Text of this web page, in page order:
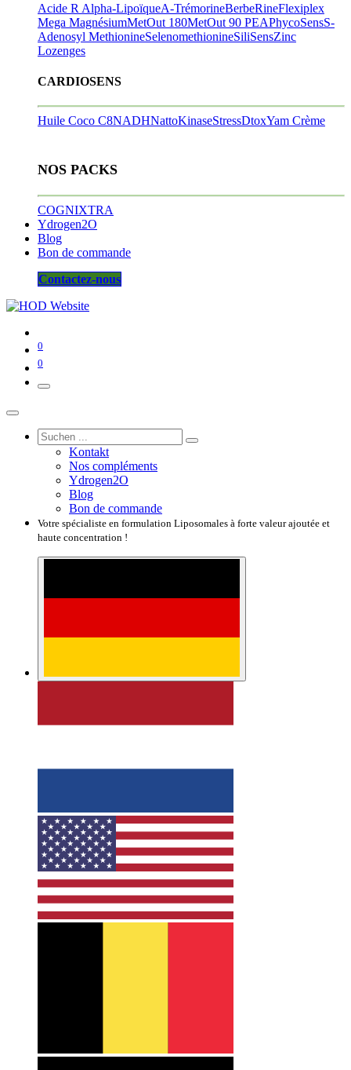
Acide R Alpha-LipoïqueA-TrémorineBerbeRineFlexiplex
Mega MagnésiumMetOut 180MetOut 90 PEAPhycoSensS-
Adenosyl MethionineSelenomethionineSiliSensZinc
Lozenges
CARDIOSENS
Huile Coco C8NADHNattoKinaseStressDtoxYam Crème
NOS PACKS
COGNIXTRA
Ydrogen2O
Blog
Bon de commande
Contactez-nous
0
0
Kontakt
Nos compléments
Ydrogen2O
Blog
Bon de commande
Votre spécialiste en formulation Liposomales à forte valeur ajoutée et
haute concentration !